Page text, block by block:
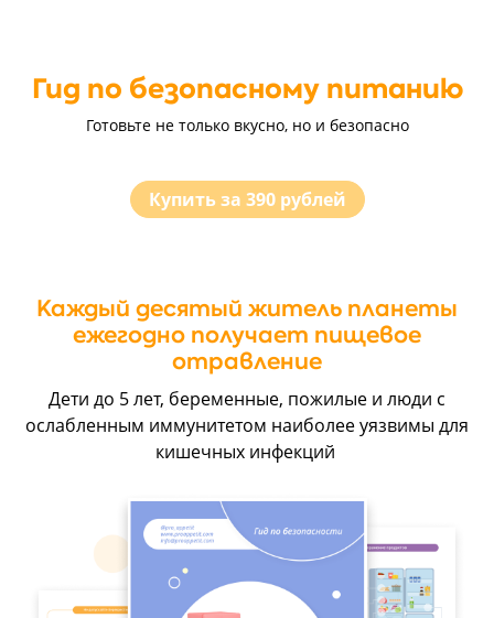
Гид по безопасному питанию
Готовьте не только вкусно, но и безопасно
Купить за 390 рублей
Каждый десятый житель планеты
ежегодно получает пищевое
отравление
Дети до 5 лет, беременные, пожилые и люди с
ослабленным иммунитетом наиболее уязвимы для
кишечных инфекций